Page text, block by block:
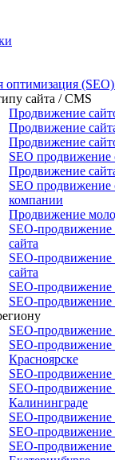
оптимизация
сайта / CMS
Продвижение
Продвижение
Продвижение
SEO продвижение
Продвижение
SEO продвижение
компании
Продвижение
SEO-продвижение
сайта
SEO-продвижение
сайта
SEO-продвижение
SEO‑продвижение
SEO-продвижение
SEO-продвижение
Красноярске
SEO-продвижение
SEO-продвижение
Калининграде
SEO-продвижение
SEO-продвижение
SEO-продвижение